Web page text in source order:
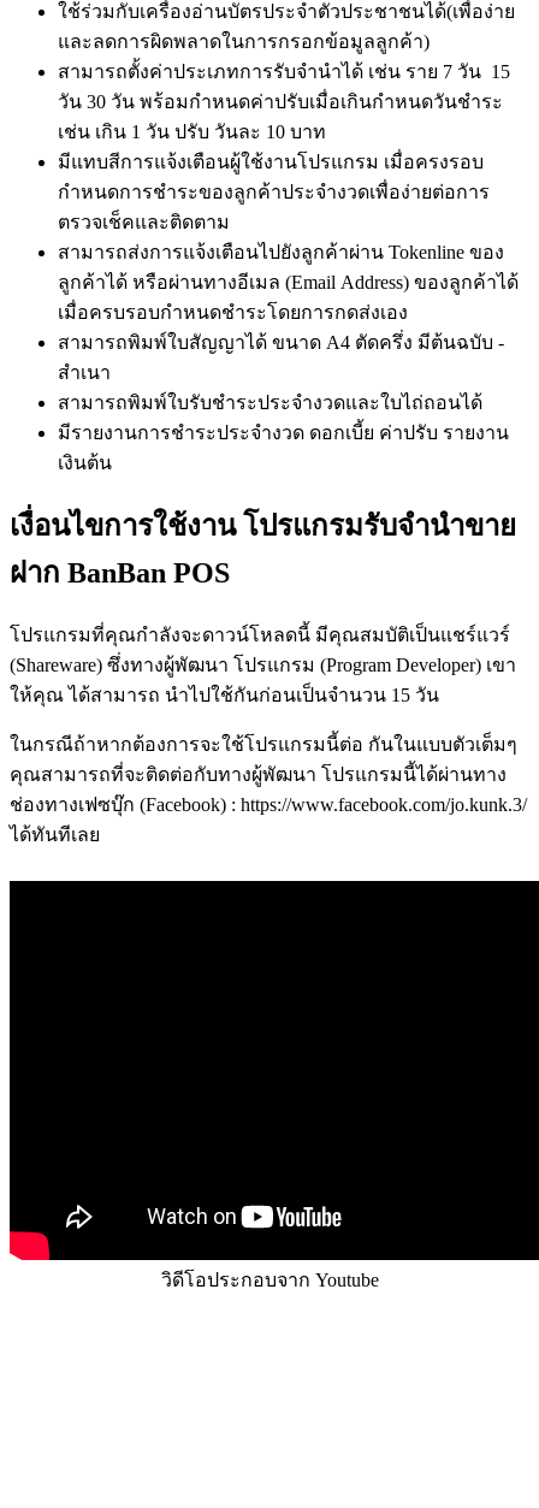
ใช้ร่วมกับเครื่องอ่านบัตรประจำตัวประชาชนได้(เพื่อง่าย
และลดการผิดพลาดในการกรอกข้อมูลลูกค้า)
สามารถตั้งค่าประเภทการรับจำนำได้ เช่น ราย 7 วัน 15
วัน 30 วัน พร้อมกำหนดค่าปรับเมื่อเกินกำหนดวันชำระ
เช่น เกิน 1 วัน ปรับ วันละ 10 บาท
มีแทบสีการแจ้งเตือนผู้ใช้งานโปรแกรม เมื่อครงรอบ
กำหนดการชำระของลูกค้าประจำงวดเพื่อง่ายต่อการ
ตรวจเช็คและติดตาม
สามารถส่งการแจ้งเตือนไปยังลูกค้าผ่าน Tokenline ของ
ลูกค้าได้ หรือผ่านทางอีเมล (Email Address) ของลูกค้าได้
เมื่อครบรอบกำหนดชำระโดยการกดส่งเอง
สามารถพิมพ์ใบสัญญาได้ ขนาด A4 ตัดครึ่ง มีต้นฉบับ -
สำเนา
สามารถพิมพ์ใบรับชำระประจำงวดและใบไถ่ถอนได้
มีรายงานการชำระประจำงวด ดอกเบี้ย ค่าปรับ รายงาน
เงินต้น
เงื่อนไขการใช้งาน โปรแกรมรับจำนำขาย
ฝาก BanBan POS
โปรแกรมที่คุณกำลังจะดาวน์โหลดนี้ มีคุณสมบัติเป็นแชร์แวร์
(Shareware) ซึ่งทางผู้พัฒนา โปรแกรม (Program Developer) เขา
ให้คุณ ได้สามารถ นำไปใช้กันก่อนเป็นจำนวน 15 วัน
ในกรณีถ้าหากต้องการจะใช้โปรแกรมนี้ต่อ กันในแบบตัวเต็มๆ
คุณสามารถที่จะติดต่อกับทางผู้พัฒนา โปรแกรมนี้ได้ผ่านทาง
ช่องทางเฟซบุ๊ก (Facebook) : https://www.facebook.com/jo.kunk.3/
ได้ทันทีเลย
วิดีโอประกอบจาก Youtube